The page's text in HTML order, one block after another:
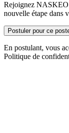
Rejoignez NASKEO
nouvelle étape dans
Postuler pour ce
En postulant, vous
Politique de